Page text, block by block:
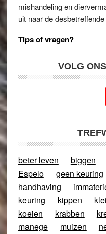
mishandeling en
uit naar de
Tips of vragen?
VOLG
beter leven biggen
Espelo
geen keuring
handhaving
keuring
kippen
koeien
krabben
manege
muizen